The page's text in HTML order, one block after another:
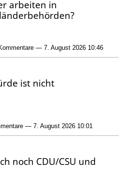
arbeiten in
— 7. August 2026 10:46
ist nicht
— 7. August 2026 10:01
noch CDU/CSU und